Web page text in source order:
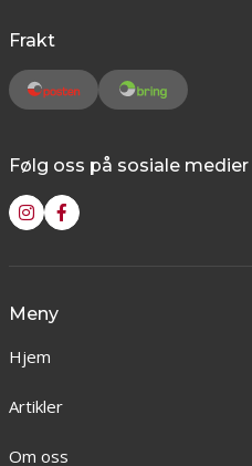
Frakt
Følg oss på sosiale medier
Meny
Hjem
Artikler
Om oss